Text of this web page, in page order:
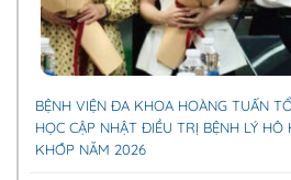
BỆNH VIỆN ĐA KHOA HOÀNG TUẤN
HỌC CẬP NHẬT ĐIỀU TRỊ BỆNH LÝ
KHỚP NĂM 2026